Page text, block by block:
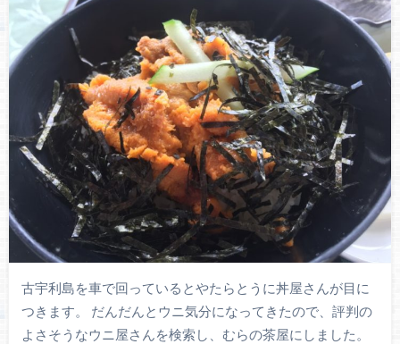
古宇利島を車で回っているとやたらとうに丼屋さんが目に
つきます。 だんだんとウニ気分になってきたので、評判の
よさそうなウニ屋さんを検索し、むらの茶屋にしました。